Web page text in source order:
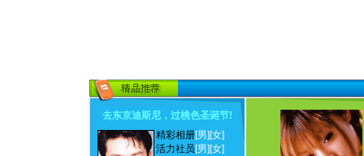
去东京迪斯尼，过桃色圣诞节!
精彩相册[男] [女]
活力社员 [男] [女]